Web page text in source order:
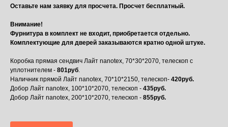
Оставьте нам заявку для просчета. Просчет бесплатный.
Внимание!
Фурнитура в комплект не входит, приобретается отдельно.
Комплектующие для дверей заказываются кратно одной штуке.
Коробка прямая сендвич Лайт nanotex, 70*30*2070, телескоп с
уплотнителем - 801руб.
Наличник прямой Лайт nanotex, 70*10*2150, телескоп- 420руб.
Добор Лайт nanotex, 100*10*2070, телескоп - 435руб.
Добор Лайт nanotex, 200*10*2070, телескоп - 855руб.